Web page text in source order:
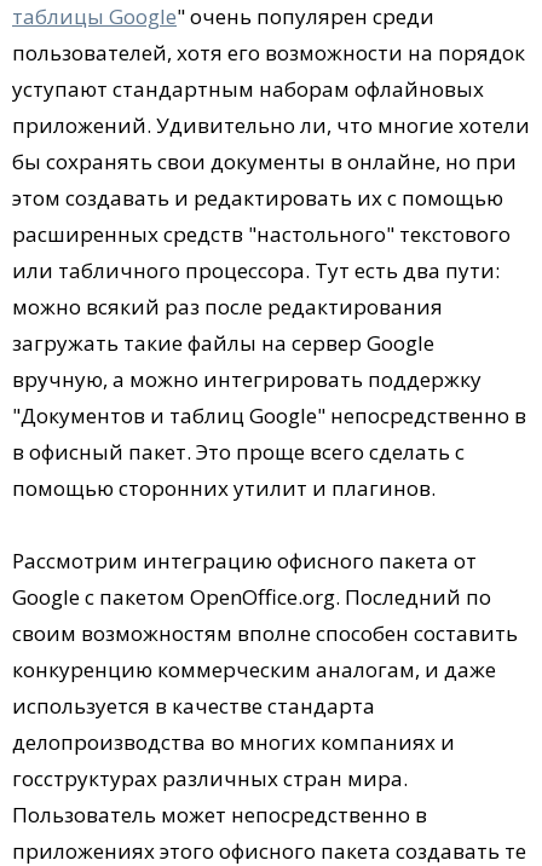
таблицы Google" очень популярен среди
пользователей, хотя его возможности на порядок
уступают стандартным наборам офлайновых
приложений. Удивительно ли, что многие хотели
бы сохранять свои документы в онлайне, но при
этом создавать и редактировать их с помощью
расширенных средств "настольного" текстового
или табличного процессора. Тут есть два пути:
можно всякий раз после редактирования
загружать такие файлы на сервер Google
вручную, а можно интегрировать поддержку
"Документов и таблиц Google" непосредственно в
в офисный пакет. Это проще всего сделать с
помощью сторонних утилит и плагинов.
Рассмотрим интеграцию офисного пакета от
Google с пакетом OpenOffice.org. Последний по
своим возможностям вполне способен составить
конкуренцию коммерческим аналогам, и даже
используется в качестве стандарта
делопроизводства во многих компаниях и
госструктурах различных стран мира.
Пользователь может непосредственно в
приложениях этого офисного пакета создавать те